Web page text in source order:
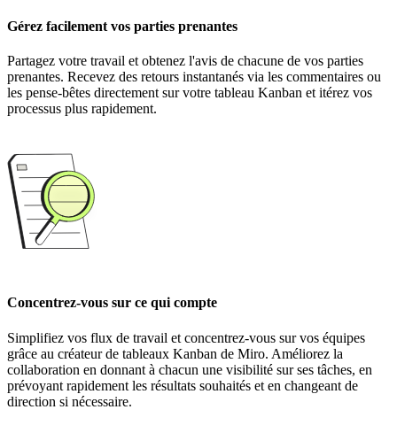
Gérez facilement vos parties prenantes
Partagez votre travail et obtenez l'avis de chacune de vos parties
prenantes. Recevez des retours instantanés via les commentaires ou
les pense-bêtes directement sur votre tableau Kanban et itérez vos
processus plus rapidement.
Concentrez-vous sur ce qui compte
Simplifiez vos flux de travail et concentrez-vous sur vos équipes
grâce au créateur de tableaux Kanban de Miro. Améliorez la
collaboration en donnant à chacun une visibilité sur ses tâches, en
prévoyant rapidement les résultats souhaités et en changeant de
direction si nécessaire.